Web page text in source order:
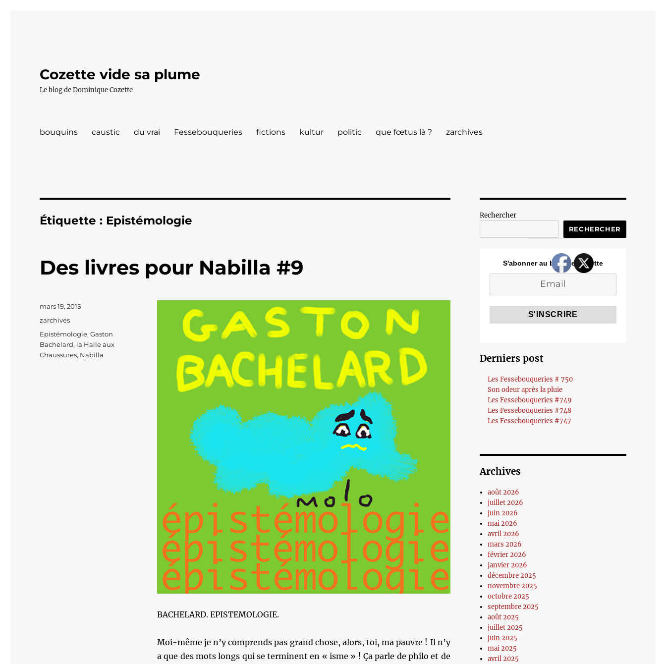
Cozette vide sa plume
Le blog de Dominique Cozette
bouquins caustic du vrai Fessebouqueries fictions kultur politic que fœtus là ? zarchives
Étiquette : Epistémologie
Des livres pour Nabilla #9
BACHELARD. EPISTEMOLOGIE.
Moi-même je n’y comprends pas grand chose, alors, toi, ma pauvre ! Il n’y
a que des mots longs qui se terminent en « isme » ! Ça parle de philo et de
Publié
mars 19, 2015
Catégories
zarchives
Étiquettes
Epistémologie,Gaston
Bachelard, la Halle aux
Chaussures, Nabilla
Rechercher
RECHERCHER
S'abonner au blog de Cozette
Derniers post
Les Fessebouqueries # 750
Son odeur après la pluie
Les Fessebouqueries #749
Les Fessebouqueries #748
Les Fessebouqueries #747
Archives
août 2026
juillet 2026
juin 2026
mai 2026
avril 2026
mars 2026
février 2026
janvier 2026
décembre 2025
novembre 2025
octobre 2025
septembre 2025
août 2025
juillet 2025
juin 2025
mai 2025
avril 2025